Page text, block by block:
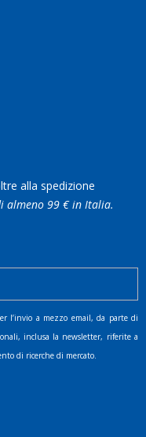
alla spedizione
almeno 99 € in Italia.
l’invio a mezzo email, da parte di
inclusa la newsletter, riferite a
di ricerche di mercato.